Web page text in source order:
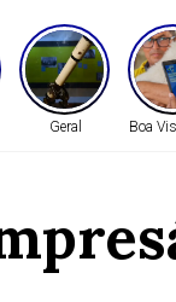
Geral Boa